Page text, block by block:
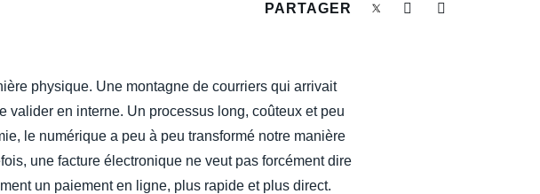
España (Español)
Norway (English)
PARTAGER
physique. Une montagne de courriers qui arrivait
valider en interne. Un processus long, coûteux et peu
le numérique a peu à peu transformé notre manière
une facture électronique ne veut pas forcément dire
un paiement en ligne, plus rapide et plus direct.